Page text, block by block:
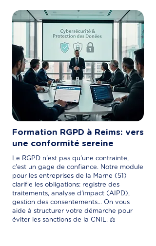
Formation RGPD à Reims: vers
une conformité sereine
Le RGPD n'est pas qu'une contrainte,
c'est un gage de confiance. Notre module
pour les entreprises de la Marne (51)
clarifie les obligations: registre des
traitements, analyse d'impact (AIPD),
gestion des consentements... On vous
aide à structurer votre démarche pour
éviter les sanctions de la CNIL. ⚖️